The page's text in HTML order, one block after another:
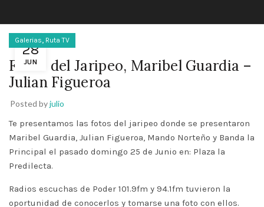
28
JUN
Galerias, Ruta TV
Fotos del Jaripeo, Maribel Guardia –
Julian Figueroa
Posted byjulio
Te presentamos las fotos del jaripeo donde se presentaron
Maribel Guardia, Julian Figueroa, Mando Norteño y Banda la
Principal el pasado domingo 25 de Junio en: Plaza la
Predilecta.
Radios escuchas de Poder 101.9fm y 94.1fm tuvieron la
oportunidad de conocerlos y tomarse una foto con ellos.